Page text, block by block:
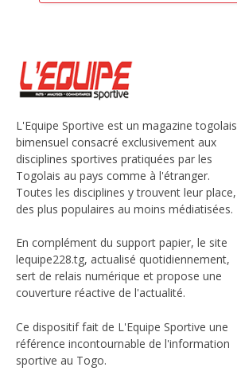
L'Equipe Sportive est un magazine togolais
bimensuel consacré exclusivement aux
disciplines sportives pratiquées par les
Togolais au pays comme à l'étranger.
Toutes les disciplines y trouvent leur place,
des plus populaires au moins médiatisées.
En complément du support papier, le site
lequipe228.tg, actualisé quotidiennement,
sert de relais numérique et propose une
couverture réactive de l'actualité.
Ce dispositif fait de L'Equipe Sportive une
référence incontournable de l'information
sportive au Togo.